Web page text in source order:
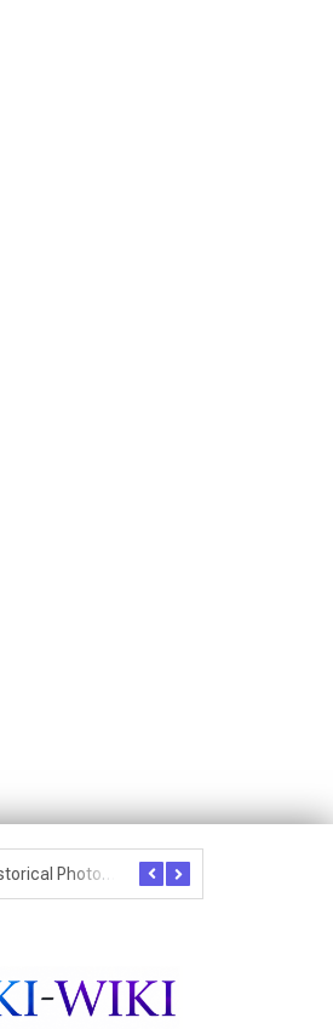
Exploring Historical Photos – Postcard from the Kwantung Army